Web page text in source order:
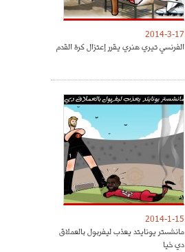
2014-3-17
الفرنسي تيري هنري يقرر إعتزال كرة القدم
2014-1-15
مانشستر يونايتد يعذب ليفربول بالعملاق
دي خيا